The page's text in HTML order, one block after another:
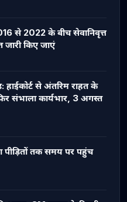
से 2022 के बीच सेवानिवृत्त
किए जाएं
हाईकोर्ट से अंतरिम राहत के
संभाला कार्यभार, 3 अगस्त
पीड़ितों तक समय पर पहुंच